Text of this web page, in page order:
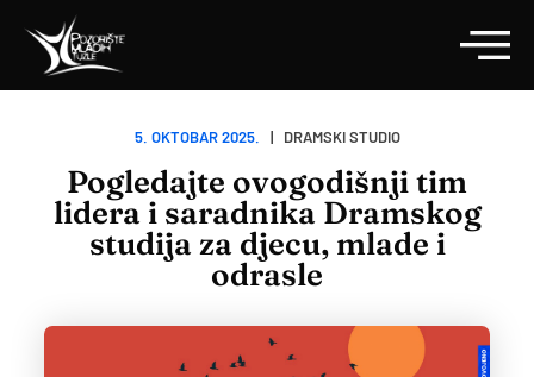
5. OKTOBAR 2025. | DRAMSKI STUDIO
Pogledajte ovogodišnji tim
lidera i saradnika Dramskog
studija za djecu, mlade i
odrasle